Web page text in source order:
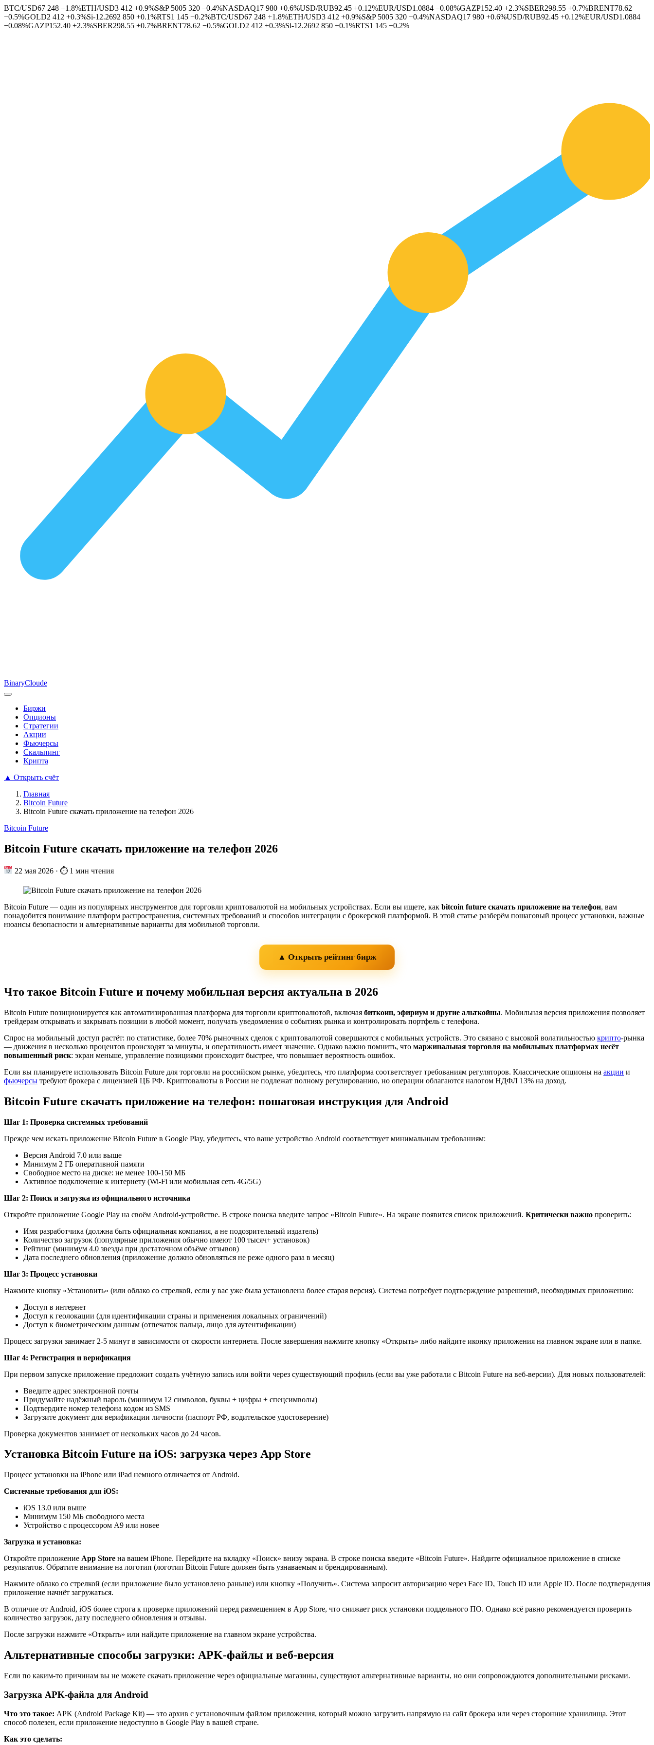
BTC/USD67 248 +1.8%ETH/USD3 412 +0.9%S&P 5005 320 −0.4%NASDAQ17 980 +0.6%USD/RUB92.45 +0.12%EUR/USD1.0884 −0.08%GAZP152.40 +2.3%SBER298.55 +0.7%BRENT78.62
−0.5%GOLD2 412 +0.3%Si-12.2692 850 +0.1%RTS1 145 −0.2%BTC/USD67 248 +1.8%ETH/USD3 412 +0.9%S&P 5005 320 −0.4%NASDAQ17 980 +0.6%USD/RUB92.45 +0.12%EUR/USD1.0884
−0.08%GAZP152.40 +2.3%SBER298.55 +0.7%BRENT78.62 −0.5%GOLD2 412 +0.3%Si-12.2692 850 +0.1%RTS1 145 −0.2%
BinaryCloude
Биржи
Опционы
Стратегии
Акции
Фьючерсы
Скальпинг
Крипта
▲ Открыть счёт
Главная
Bitcoin Future
Bitcoin Future скачать приложение на телефон 2026
Bitcoin Future
Bitcoin Future скачать приложение на телефон 2026
22 мая 2026 · ⏱ 1 мин чтения
Bitcoin Future — один из популярных инструментов для торговли криптовалютой на мобильных устройствах. Если вы ищете, как bitcoin future скачать приложение на телефон, вам
понадобится понимание платформ распространения, системных требований и способов интеграции с брокерской платформой. В этой статье разберём пошаговый процесс установки, важные
нюансы безопасности и альтернативные варианты для мобильной торговли.
▲ Открыть рейтинг бирж
Что такое Bitcoin Future и почему мобильная версия актуальна в 2026
Bitcoin Future позиционируется как автоматизированная платформа для торговли криптовалютой, включая биткоин, эфириум и другие альткойны. Мобильная версия приложения позволяет
трейдерам открывать и закрывать позиции в любой момент, получать уведомления о событиях рынка и контролировать портфель с телефона.
Спрос на мобильный доступ растёт: по статистике, более 70% рыночных сделок с криптовалютой совершаются с мобильных устройств. Это связано с высокой волатильностью крипто-рынка
— движения в несколько процентов происходят за минуты, и оперативность имеет значение. Однако важно помнить, что маржинальная торговля на мобильных платформах несёт
повышенный риск: экран меньше, управление позициями происходит быстрее, что повышает вероятность ошибок.
Если вы планируете использовать Bitcoin Future для торговли на российском рынке, убедитесь, что платформа соответствует требованиям регуляторов. Классические опционы на акции и
фьючерсы требуют брокера с лицензией ЦБ РФ. Криптовалюты в России не подлежат полному регулированию, но операции облагаются налогом НДФЛ 13% на доход.
Bitcoin Future скачать приложение на телефон: пошаговая инструкция для Android
Шаг 1: Проверка системных требований
Прежде чем искать приложение Bitcoin Future в Google Play, убедитесь, что ваше устройство Android соответствует минимальным требованиям:
Версия Android 7.0 или выше
Минимум 2 ГБ оперативной памяти
Свободное место на диске: не менее 100-150 МБ
Активное подключение к интернету (Wi-Fi или мобильная сеть 4G/5G)
Шаг 2: Поиск и загрузка из официального источника
Откройте приложение Google Play на своём Android-устройстве. В строке поиска введите запрос «Bitcoin Future». На экране появится список приложений. Критически важно проверить:
Имя разработчика (должна быть официальная компания, а не подозрительный издатель)
Количество загрузок (популярные приложения обычно имеют 100 тысяч+ установок)
Рейтинг (минимум 4.0 звезды при достаточном объёме отзывов)
Дата последнего обновления (приложение должно обновляться не реже одного раза в месяц)
Шаг 3: Процесс установки
Нажмите кнопку «Установить» (или облако со стрелкой, если у вас уже была установлена более старая версия). Система потребует подтверждение разрешений, необходимых приложению:
Доступ в интернет
Доступ к геолокации (для идентификации страны и применения локальных ограничений)
Доступ к биометрическим данным (отпечаток пальца, лицо для аутентификации)
Процесс загрузки занимает 2-5 минут в зависимости от скорости интернета. После завершения нажмите кнопку «Открыть» либо найдите иконку приложения на главном экране или в папке.
Шаг 4: Регистрация и верификация
При первом запуске приложение предложит создать учётную запись или войти через существующий профиль (если вы уже работали с Bitcoin Future на веб-версии). Для новых пользователей:
Введите адрес электронной почты
Придумайте надёжный пароль (минимум 12 символов, буквы + цифры + спецсимволы)
Подтвердите номер телефона кодом из SMS
Загрузите документ для верификации личности (паспорт РФ, водительское удостоверение)
Проверка документов занимает от нескольких часов до 24 часов.
Установка Bitcoin Future на iOS: загрузка через App Store
Процесс установки на iPhone или iPad немного отличается от Android.
Системные требования для iOS:
iOS 13.0 или выше
Минимум 150 МБ свободного места
Устройство с процессором A9 или новее
Загрузка и установка:
Откройте приложение App Store на вашем iPhone. Перейдите на вкладку «Поиск» внизу экрана. В строке поиска введите «Bitcoin Future». Найдите официальное приложение в списке
результатов. Обратите внимание на логотип (логотип Bitcoin Future должен быть узнаваемым и брендированным).
Нажмите облако со стрелкой (если приложение было установлено раньше) или кнопку «Получить». Система запросит авторизацию через Face ID, Touch ID или Apple ID. После подтверждения
приложение начнёт загружаться.
В отличие от Android, iOS более строга к проверке приложений перед размещением в App Store, что снижает риск установки поддельного ПО. Однако всё равно рекомендуется проверить
количество загрузок, дату последнего обновления и отзывы.
После загрузки нажмите «Открыть» или найдите приложение на главном экране устройства.
Альтернативные способы загрузки: APK-файлы и веб-версия
Если по каким-то причинам вы не можете скачать приложение через официальные магазины, существуют альтернативные варианты, но они сопровождаются дополнительными рисками.
Загрузка APK-файла для Android
Что это такое: APK (Android Package Kit) — это архив с установочным файлом приложения, который можно загрузить напрямую на сайт брокера или через сторонние хранилища. Этот
способ полезен, если приложение недоступно в Google Play в вашей стране.
Как это сделать: